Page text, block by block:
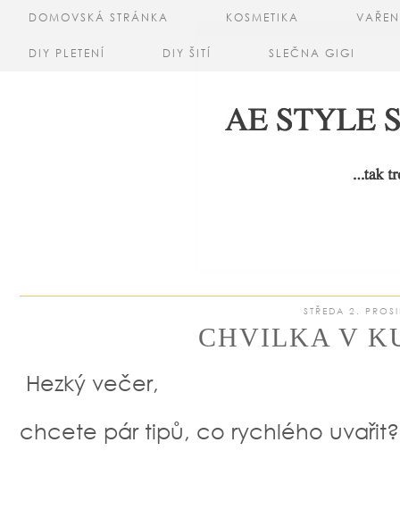
DOMOVSKÁ STRÁNKA KOSMETIKA
DIY PLETENÍ DIY ŠITÍ SLEČNA GIGI
STŘEDA 2.
CHVILKA V
Hezký večer,
chcete pár tipů, co rychlého